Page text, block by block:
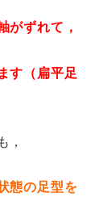
がずれて，
す（扁平足
，
態の足型を